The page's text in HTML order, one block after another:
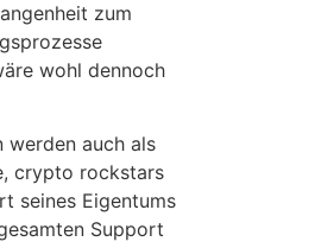
zum
wohl dennoch
werden auch als
crypto rockstars
seines Eigentums
Support